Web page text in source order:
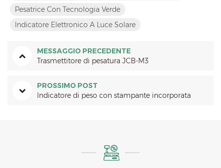
Pesatrice Con Tecnologia Verde
Indicatore Elettronico A Luce Solare
MESSAGGIO PRECEDENTE
Trasmettitore di pesatura JCB-M3
PROSSIMO POST
Indicatore di peso con stampante incorporata